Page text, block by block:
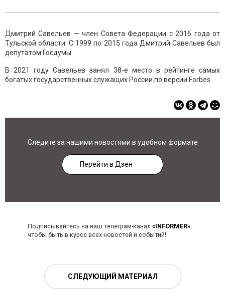
Дмитрий Савельев — член Совета Федерации с 2016 года от
Тульской области. С 1999 по 2015 года Дмитрий Савельев был
депутатом Госдумы.
В 2021 году Савельев занял 38-е место в рейтинге самых
богатых государственных служащих России по версии Forbes.
Следите за нашими новостями в удобном формате
Перейти в Дзен
Подписывайтесь на наш телеграм-канал «INFORMER»,
чтобы быть в курсе всех новостей и событий!
СЛЕДУЮЩИЙ МАТЕРИАЛ